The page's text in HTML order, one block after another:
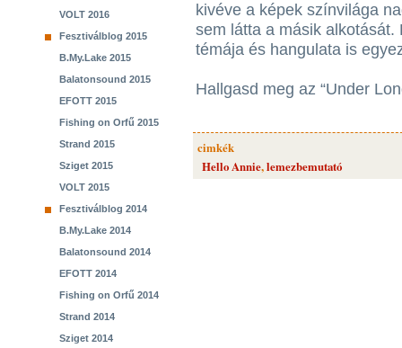
VOLT 2016
Fesztiválblog 2015
B.My.Lake 2015
Balatonsound 2015
EFOTT 2015
Fishing on Orfű 2015
Strand 2015
Sziget 2015
VOLT 2015
Fesztiválblog 2014
B.My.Lake 2014
Balatonsound 2014
EFOTT 2014
Fishing on Orfű 2014
Strand 2014
Sziget 2014
kivéve a képek színvilága
sem látta a másik
témája és hangulata is
Hallgasd meg az “Under
cimkék
Hello Annie,lemezbemutató